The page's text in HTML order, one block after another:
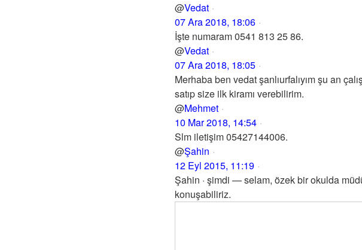
@Vedat
07 Ara 2018, 18:06
İşte numaram 0541 813 25 86.
@Vedat
07 Ara 2018, 18:05
Merhaba ben vedat şanlıurfalıyım şu an
satıp size ilk kiramı verebilirim.
@Mehmet
10 Mar 2018, 14:54
Slm iletişim 05427144006.
@Şahin
12 Eyl 2015, 11:19
Şahin · şimdi — selam, özek bir okulda
konuşabiliriz.